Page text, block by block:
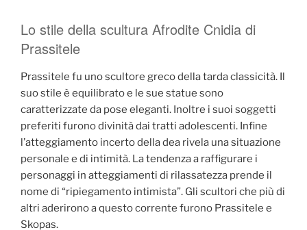
Lo stile della scultura Afrodite Cnidia di
Prassitele
Prassitele fu uno scultore greco della tarda classicità. Il
suo stile è equilibrato e le sue statue sono
caratterizzate da pose eleganti. Inoltre i suoi soggetti
preferiti furono divinità dai tratti adolescenti. Infine
l’atteggiamento incerto della dea rivela una situazione
personale e di intimità. La tendenza a raffigurare i
personaggi in atteggiamenti di rilassatezza prende il
nome di “ripiegamento intimista”. Gli scultori che più di
altri aderirono a questo corrente furono Prassitele e
Skopas.